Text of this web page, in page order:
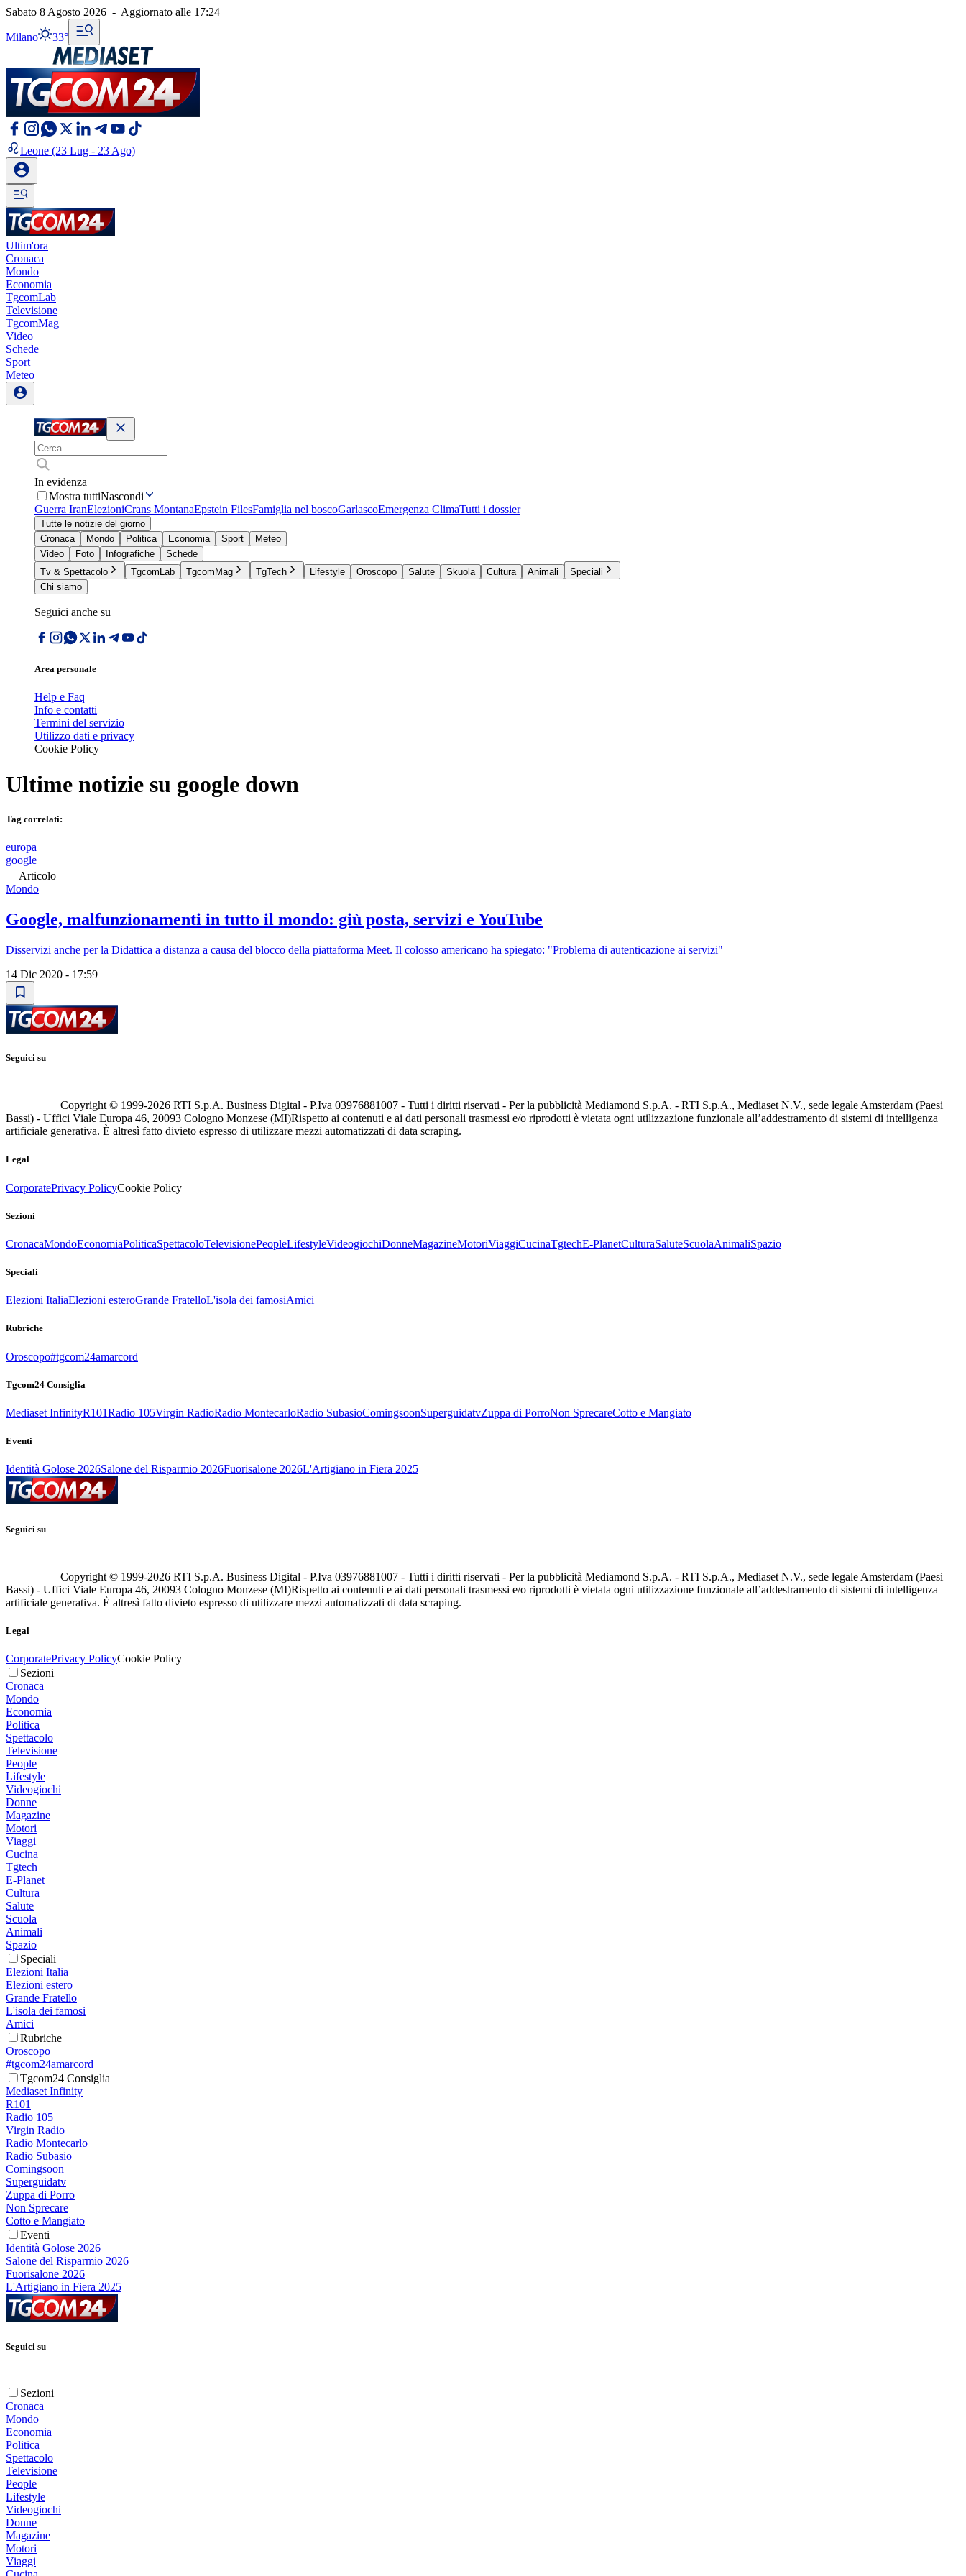
Sabato 8 Agosto 2026 - Aggiornato alle 17:24
Milano 33°
Leone (23 Lug - 23 Ago)
Ultim'ora
Cronaca
Mondo
Economia
TgcomLab
Televisione
TgcomMag
Video
Schede
Sport
Meteo
In evidenza
Mostra tuttiNascondi
Guerra IranElezioniCrans MontanaEpstein FilesFamiglia nel boscoGarlascoEmergenza ClimaTutti i dossier
Tutte le notizie del giorno
Cronaca
Mondo Politica Economia Sport
Meteo
Video
Foto Infografiche
Schede
Tv & Spettacolo
TgcomLab TgcomMag TgTech Lifestyle Oroscopo Salute Skuola Cultura Animali
Speciali
Chi siamo
Seguici anche su
Area personale
Help e Faq
Info e contatti
Termini del servizio
Utilizzo dati e privacy
Cookie Policy
Ultime notizie su google down
Tag correlati:
europa
google
Articolo
Mondo
Google, malfunzionamenti in tutto il mondo: giù posta, servizi e YouTube
Disservizi anche per la Didattica a distanza a causa del blocco della piattaforma Meet. Il colosso americano ha spiegato: "Problema di autenticazione ai servizi"
14 Dic 2020 - 17:59
Seguici su
Copyright © 1999-2026 RTI S.p.A. Business Digital - P.Iva 03976881007 - Tutti i diritti riservati - Per la pubblicità Mediamond S.p.A. - RTI S.p.A., Mediaset N.V., sede legale Amsterdam (Paesi
Bassi) - Uffici Viale Europa 46, 20093 Cologno Monzese (MI)Rispetto ai contenuti e ai dati personali trasmessi e/o riprodotti è vietata ogni utilizzazione funzionale all’addestramento di sistemi di intelligenza
artificiale generativa. È altresì fatto divieto espresso di utilizzare mezzi automatizzati di data scraping.
Legal
CorporatePrivacy PolicyCookie Policy
Sezioni
CronacaMondoEconomiaPoliticaSpettacoloTelevisionePeopleLifestyleVideogiochiDonneMagazineMotoriViaggiCucinaTgtechE-PlanetCulturaSaluteScuolaAnimaliSpazio
Speciali
Elezioni ItaliaElezioni esteroGrande FratelloL'isola dei famosiAmici
Rubriche
Oroscopo#tgcom24amarcord
Tgcom24 Consiglia
Mediaset InfinityR101Radio 105Virgin RadioRadio MontecarloRadio SubasioComingsoonSuperguidatvZuppa di PorroNon SprecareCotto e Mangiato
Eventi
Identità Golose 2026Salone del Risparmio 2026Fuorisalone 2026L'Artigiano in Fiera 2025
Seguici su
Copyright © 1999-2026 RTI S.p.A. Business Digital - P.Iva 03976881007 - Tutti i diritti riservati - Per la pubblicità Mediamond S.p.A. - RTI S.p.A., Mediaset N.V., sede legale Amsterdam (Paesi
Bassi) - Uffici Viale Europa 46, 20093 Cologno Monzese (MI)Rispetto ai contenuti e ai dati personali trasmessi e/o riprodotti è vietata ogni utilizzazione funzionale all’addestramento di sistemi di intelligenza
artificiale generativa. È altresì fatto divieto espresso di utilizzare mezzi automatizzati di data scraping.
Legal
CorporatePrivacy PolicyCookie Policy
Sezioni
Cronaca
Mondo
Economia
Politica
Spettacolo
Televisione
People
Lifestyle
Videogiochi
Donne
Magazine
Motori
Viaggi
Cucina
Tgtech
E-Planet
Cultura
Salute
Scuola
Animali
Spazio
Speciali
Elezioni Italia
Elezioni estero
Grande Fratello
L'isola dei famosi
Amici
Rubriche
Oroscopo
#tgcom24amarcord
Tgcom24 Consiglia
Mediaset Infinity
R101
Radio 105
Virgin Radio
Radio Montecarlo
Radio Subasio
Comingsoon
Superguidatv
Zuppa di Porro
Non Sprecare
Cotto e Mangiato
Eventi
Identità Golose 2026
Salone del Risparmio 2026
Fuorisalone 2026
L'Artigiano in Fiera 2025
Seguici su
Sezioni
Cronaca
Mondo
Economia
Politica
Spettacolo
Televisione
People
Lifestyle
Videogiochi
Donne
Magazine
Motori
Viaggi